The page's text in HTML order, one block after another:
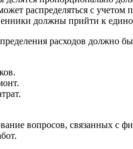
распределяться с
должны прийти к
расходов должно
вопросов, связанных с